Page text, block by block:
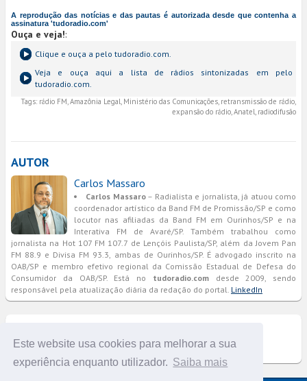
Este website usa cookies para melhorar a sua
experiência enquanto utilizador. Saiba mais
A reprodução das notícias e das pautas é autorizada desde que contenha a
assinatura 'tudoradio.com'
Ouça e veja!:
Clique e ouça a pelo tudoradio.com.
Veja e ouça aqui a lista de rádios sintonizadas em pelo
tudoradio.com.
Tags: rádio FM, Amazônia Legal, Ministério das Comunicações, retransmissão de rádio,
expansão do rádio, Anatel, radiodifusão
AUTOR
Carlos Massaro
Carlos Massaro– Radialista e jornalista, já atuou como
coordenador artístico da Band FM de Promissão/SP e como
locutor nas afiliadas da Band FM em Ourinhos/SP e na
Interativa FM de Avaré/SP. Também trabalhou como
jornalista na Hot 107 FM 107.7 de Lençóis Paulista/SP, além da Jovem Pan
FM 88.9 e Divisa FM 93.3, ambas de Ourinhos/SP. É advogado inscrito na
OAB/SP e membro efetivo regional da Comissão Estadual de Defesa do
Consumidor da OAB/SP. Está no tudoradio.comdesde 2009, sendo
responsável pela atualização diária da redação do portal. LinkedIn